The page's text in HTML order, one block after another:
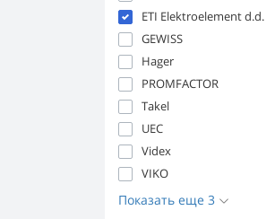
ETI Elektroelement d.d.
GEWISS
Hager
PROMFACTOR
Takel
UEC
Videx
VIKO
Показать еще 3